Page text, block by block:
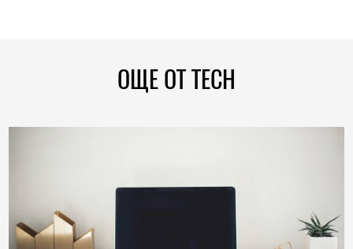
ОЩЕ ОТ TECH